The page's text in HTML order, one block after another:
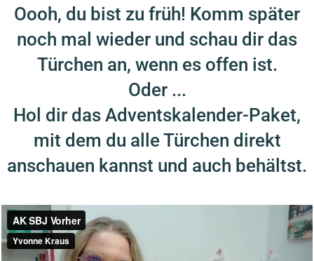
Oooh, du bist zu früh! Komm später
noch mal wieder und schau dir das
Türchen an, wenn es offen ist.
Oder ...
Hol dir das Adventskalender-Paket,
mit dem du alle Türchen direkt
anschauen kannst und auch behältst.